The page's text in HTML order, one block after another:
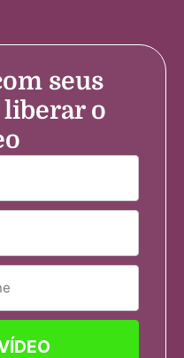
seus
liberar o